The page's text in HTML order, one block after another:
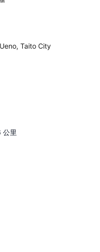
Taito City
公里